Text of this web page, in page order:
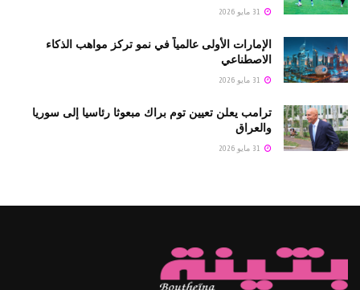
الإمارات الأولى عالمياً في نمو تركز مواهب الذكاء
الاصطناعي
ترامب يعلن تعيين توم براك مبعوثا رئاسيا إلى سوريا
والعراق